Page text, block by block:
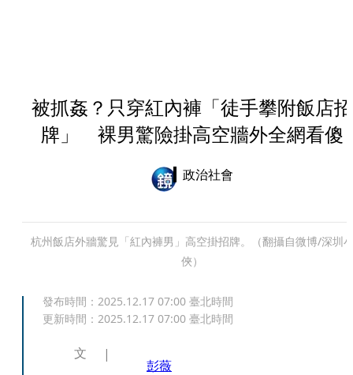
被抓姦？只穿紅內褲「徒手攀附飯店招
牌」 裸男驚險掛高空牆外全網看傻
政治社會
杭州飯店外牆驚見「紅內褲男」高空掛招牌。（翻攝自微博/深圳
俠）
發布時間： 2025.12.17 07:00 臺北時間
更新時間： 2025.12.17 07:00 臺北時間
文
彭薇